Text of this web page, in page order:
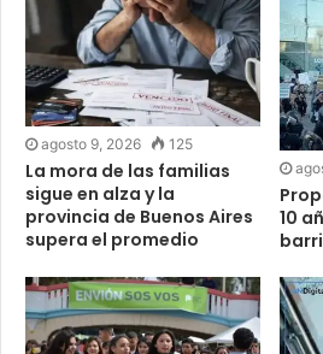
agosto 9, 2026 125
La mora de las familias
sigue en alza y la
provincia de Buenos Aires
supera el promedio
10